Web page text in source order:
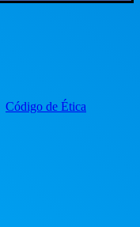
Código de Ética